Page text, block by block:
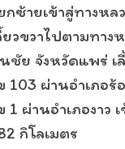
ายเข้าสู่ทางหล
วขวาไปตามทาง
ชัย จังหวัดแพร่ เ
103 ผ่านอำเภอร้อ
ผ่านอำเภองาว เ
กิโลเมตร